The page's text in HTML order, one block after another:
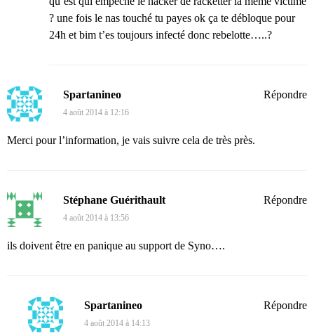
? une fois le nas touché tu payes ok ça te débloque pour
24h et bim t’es toujours infecté donc rebelotte…..?
Spartanineo
4 août 2014 à 12:16
Merci pour l’information, je vais suivre cela de très près.
Répondre
Stéphane Guérithault
4 août 2014 à 13:56
ils doivent être en panique au support de Syno….
Répondre
Spartanineo
4 août 2014 à 14:13
Répondre